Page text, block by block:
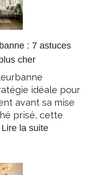
: 7 astuces
cher
idéale pour
avant sa mise
prisé, cette
Lire la suite